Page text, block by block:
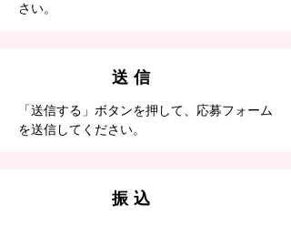
さい。
送 信
「送信する」ボタンを押して、応募フォーム
を送信してください。
振 込